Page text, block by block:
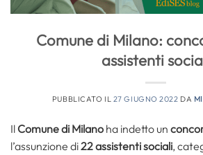
Comune di Milano:
assistenti
PUBBLICATO IL 27 GIUGNO 2022 DA
Il Comune di Milano ha indetto un
l’assunzione di22 assistenti sociali,